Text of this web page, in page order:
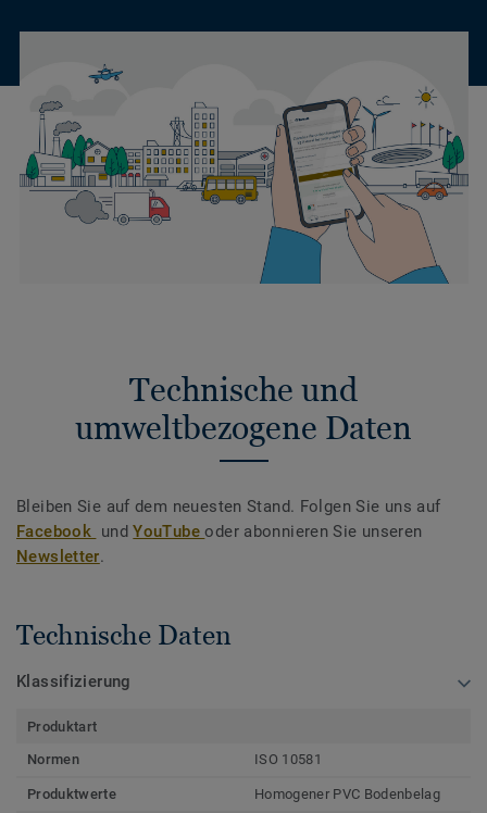
Technische und
umweltbezogene Daten
Bleiben Sie auf dem neuesten Stand. Folgen Sie uns auf
Facebook undYouTubeoder abonnieren Sie unseren
Newsletter.
Technische Daten
Klassifizierung
Produktart
Normen
ISO 10581
Produktwerte Homogener PVC Bodenbelag